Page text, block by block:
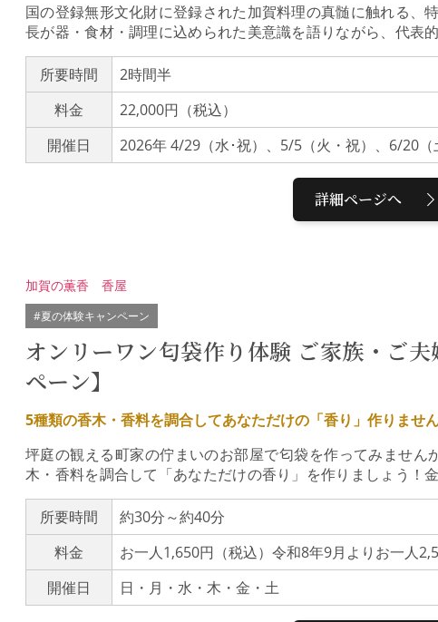
国の登録無形文化財に登録された加賀料理の真髄に触れる、
長が器・食材・調理に込められた美意識を語りながら、代表
で仕上げます。実演の後は、熟練の技が光る特別コースをご
長年守り続けてきた老舗の精神を、五感すべてで体感するひ
加賀藩主・前田利家公お抱えの鍔師（つばし）が創業。伊藤
愛されてきた、金沢で最も長い歴史を誇る料亭です。由緒あ
色に包まれながら味わうひとときは、単なる会食を超えた、
画：板長による「治部煮」料理実演】川村 浩司（かわむら
す。＜料理実演＞ 加賀料理の代名詞「治部煮」を板長が目の
す。【加賀料理とは】加賀料理は、江戸時代の武家文化の中
意しました。季節の厳選食材を、器や盛り付けに心を尽くし
行程（全行程 2時間半）11:00 集合 ｜ 板長料理実演
所要時間
2時間半
料金
22,000円（税込）
開催日
2026年 4/29（水･祝）、5/5（火・祝）、6/20（
詳細ページへ
オンリーワン匂袋作り体験 ご家族・ご夫婦にお得な【夏の体験キャン
ペーン】
加賀の薫香 香屋
#夏の体験キャンペーン
5種類の香木・香料を調合してあなただけの「香り」作りませ
坪庭の観える町家の佇まいのお部屋で匂袋を作ってみませ
木・香料を調合して「あなただけの香り」を作りましょう！
スタッフが丁寧にサポートします！２名様よりお申込みを承
対象にしています体験料金 1,650円 ➡ 1,300円とお得先着
日（日）までです
所要時間
約30分～約40分
料金
お一人1,650円（税込）令和8年9月よりお一人
開催日
日・月・水・木・金・土